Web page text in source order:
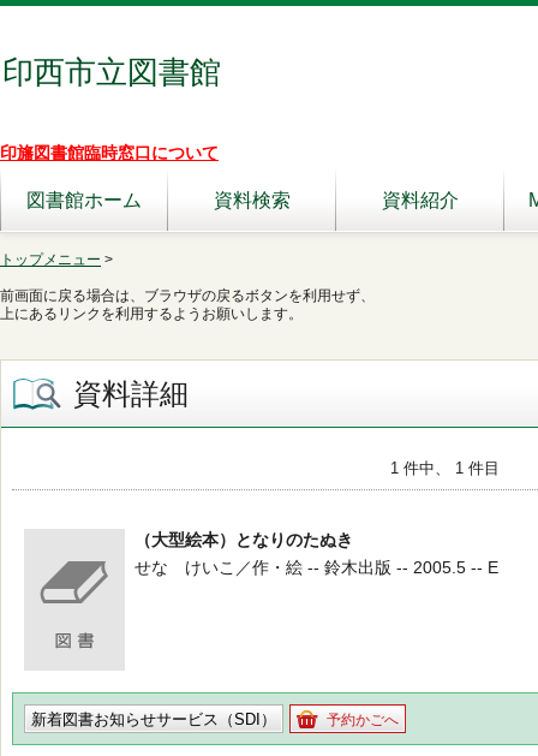
印西市立図書館
印旛図書館臨時窓口について
図書館ホーム 資料検索 資料紹介
トップメニュー >
前画面に戻る場合は、ブラウザの戻るボタンを利用せず、
上にあるリンクを利用するようお願いします。
資料詳細
1 件中、 1 件目
（大型絵本）となりのたぬき
せな けいこ／作・絵 -- 鈴木出版 -- 2005.5 -- E
新着図書お知らせサービス（SDI） 予約かごへ